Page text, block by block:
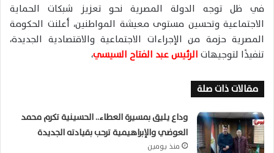
في ظل توجه الدولة المصرية نحو تعزيز شبكات الحماية
الاجتماعية وتحسين مستوى معيشة المواطنين، أعلنت الحكومة
المصرية حزمة من الإجراءات الاجتماعية والاقتصادية الجديدة،
تنفيذًا لتوجيهات الرئيس عبد الفتاح السيسي،
مقالات ذات صلة
وداع يليق بمسيرة العطاء.. الحسينية تكرم محمد
العوضي والإبراهيمية ترحب بقيادته الجديدة
منذ يومين